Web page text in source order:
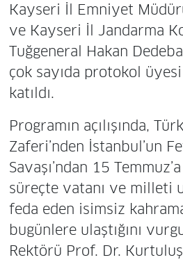
Kayseri İl Emniyet
ve Kayseri İl Jandarma
Tuğgeneral Hakan
çok sayıda protokol
katıldı.
Programın açılışında,
Zaferi’nden İstanbul’un
Savaşı’ndan 15
süreçte vatanı ve milleti
feda eden isimsiz
bugünlere ulaştığını
Rektörü Prof. Dr.